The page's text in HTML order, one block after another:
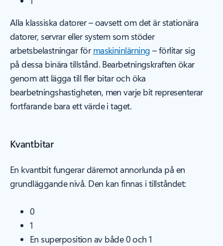
Alla klassiska datorer – oavsett om det är stationära
datorer, servrar eller system som stöder
arbetsbelastningar förmaskininlärning – förlitar sig
på dessa binära tillstånd. Bearbetningskraften ökar
genom att lägga till fler bitar och öka
bearbetningshastigheten, men varje bit representerar
fortfarande bara ett värde i taget.
Kvantbitar
En kvantbit fungerar däremot annorlunda på en
grundläggande nivå. Den kan finnas i tillståndet:
0
1
En superposition av både 0 och 1